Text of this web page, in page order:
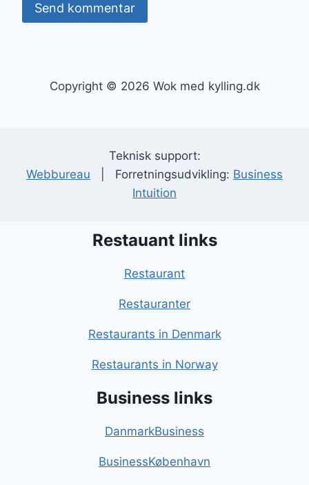
Copyright © 2026 Wok med kylling.dk
Teknisk support:
Webbureau | Forretningsudvikling: Business
Intuition
Restauant links
Restaurant
Restauranter
Restaurants in Denmark
Restaurants in Norway
Business links
DanmarkBusiness
BusinessKøbenhavn